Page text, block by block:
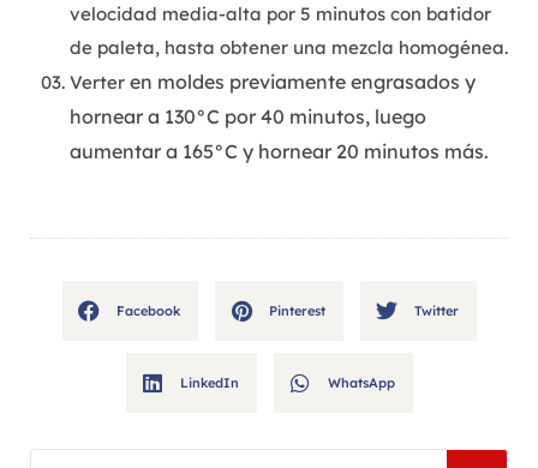
velocidad media-alta por 5 minutos con batidor
de paleta, hasta obtener una mezcla homogénea.
Verter en moldes previamente engrasados y
hornear a 130°C por 40 minutos, luego
aumentar a 165°C y hornear 20 minutos más.
Facebook Pinterest Twitter
LinkedIn WhatsApp